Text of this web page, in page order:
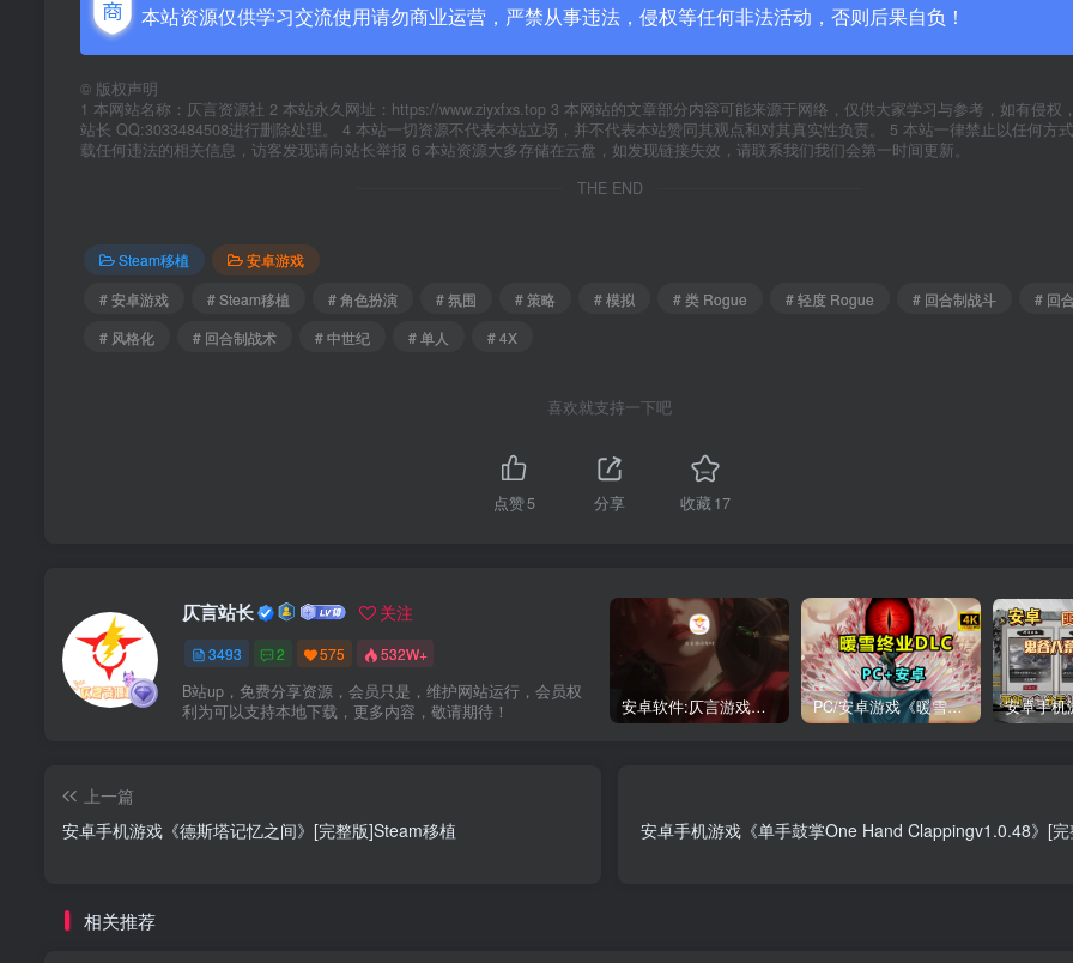
本站资源仅供学习交流使用请勿商业运营，严禁从事违法，侵权等任何非法活动，否则后果自负！
© 版权声明
1 本网站名称：仄言资源社 2 本站永久网址：https://www.ziyxfxs.top 3 本网站的文章部分内容可能来源于网络，仅供大家学习与参考，如有侵权
站长 QQ:3033484508进行删除处理。 4 本站一切资源不代表本站立场，并不代表本站赞同其观点和对其真实性负责。 5 本站一律禁止以任何方
载任何违法的相关信息，访客发现请向站长举报 6 本站资源大多存储在云盘，如发现链接失效，请联系我们我们会第一时间更新。
THE END
Steam移植
安卓游戏
# 安卓游戏
# Steam移植 # 角色扮演 # 氛围 # 策略 # 模拟 # 类 Rogue # 轻度 Rogue # 回合制战斗
# 回
# 风格化
# 回合制战术 # 中世纪 # 单人 # 4X
喜欢就支持一下吧
点赞5 分享 收藏17
仄言站长 关注
3493 2 575 532W+
B站up，免费分享资源，会员只是，维护网站运行，会员权
利为可以支持本地下载，更多内容，敬请期待！
安卓软件:仄言游戏库4.0APP全新上架了！没有下的赶紧下载呀！ PC/安卓游戏《暖雪最新v3.1.0.1》终业DLC整合版！
上一篇
安卓手机游戏《德斯塔记忆之间》[完整版]Steam移植
安卓手机游戏《单手鼓掌One Hand Clappingv1.0.48》[
相关推荐